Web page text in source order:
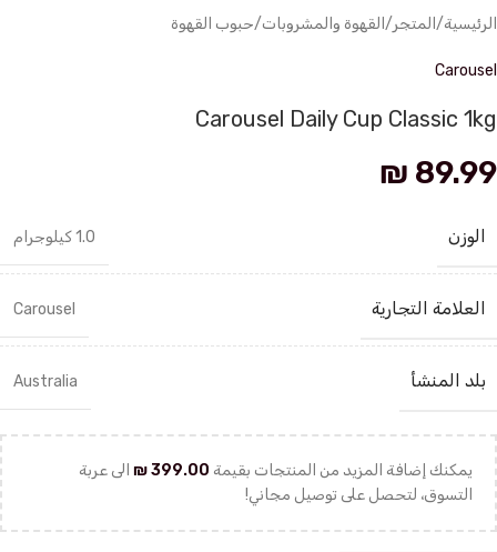
الرئيسية/ المتجر/ القهوة والمشروبات/حبوب القهوة
Carousel
Carousel Daily Cup Classic 1kg
₪ 89.99
الوزن 1.0 كيلوجرام
العلامة التجارية Carousel
بلد المنشأ Australia
يمكنك إضافة المزيد من المنتجات بقيمة ₪399.00
الى عربة
التسوق، لتحصل على توصيل مجاني!